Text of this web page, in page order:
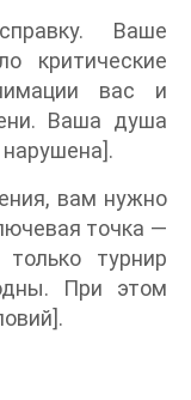
Ваше
критические
вас и
Ваша душа
вам нужно
точка —
турнир
При этом